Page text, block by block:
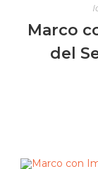
Marco
del